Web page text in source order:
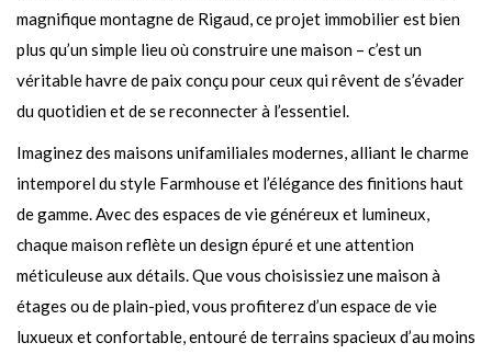
magnifique montagne de Rigaud, ce projet immobilier est bien
plus qu’un simple lieu où construire une maison – c’est un
véritable havre de paix conçu pour ceux qui rêvent de s’évader
du quotidien et de se reconnecter à l’essentiel.
Imaginez des maisons unifamiliales modernes, alliant le charme
intemporel du style Farmhouse et l’élégance des finitions haut
de gamme. Avec des espaces de vie généreux et lumineux,
chaque maison reflète un design épuré et une attention
méticuleuse aux détails. Que vous choisissiez une maison à
étages ou de plain-pied, vous profiterez d’un espace de vie
luxueux et confortable, entouré de terrains spacieux d’au moins